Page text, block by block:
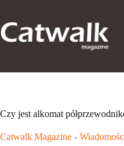
treści
Czy jest alkomat
Catwalk Magazine -